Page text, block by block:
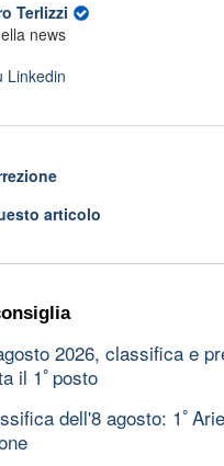
Terlizzi
news
Linkedin
articolo
2026, classifica e
il 1ﾟposto
dell'8 agosto: 1ﾟ